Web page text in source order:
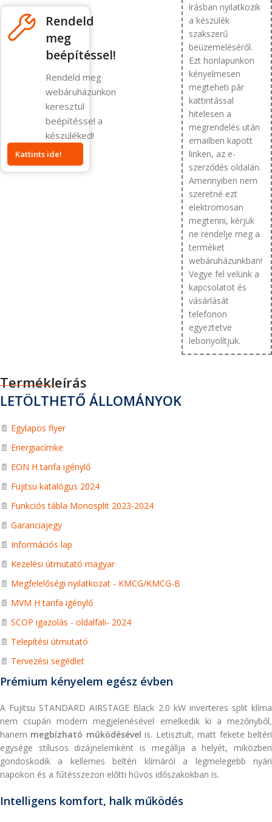
Rendeld
meg
beépítéssel!
Rendeld meg
webáruházunkon
keresztül
beépítéssel a
készüléked!
Kattints ide!
írásban nyilatkozik
a készülék
szakszerű
beüzemeléséről.
Ezt honlapunkon
kényelmesen
megteheti pár
kattintással
hitelesen a
megrendelés után
emailben kapott
linken, az e-
szerződés oldalán.
Amennyiben nem
szeretné ezt
elektromosan
megtenni, kérjük
ne rendelje meg a
terméket
webáruházunkban!
Vegye fel velünk a
kapcsolatot és
vásárlását
telefonon
egyeztetve
lebonyolítjuk.
Termékleírás
LETÖLTHETŐ ÁLLOMÁNYOK
📄 Egylapos flyer
📄 Energiacímke
📄 EON H tarifa igénylő
📄 Fujitsu katalógus 2024
📄 Funkciós tábla Monosplit 2023-2024
📄 Garanciajegy
📄 Információs lap
📄 Kezelési útmutató magyar
📄 Megfelelőségi nyilatkozat - KMCG/KMCG-B
📄 MVM H tarifa igénylő
📄 SCOP igazolás - oldalfali- 2024
📄 Telepítési útmutató
📄 Tervezési segédlet
Prémium kényelem egész évben
A Fujitsu STANDARD AIRSTAGE Black 2.0 kW inverteres split klíma
nem csupán modern megjelenésével emelkedik ki a mezőnyből,
hanem megbízható működésével is. Letisztult, matt fekete beltéri
egysége stílusos dizájnelemként is megállja a helyét, miközben
gondoskodik a kellemes beltéri klímáról a legmelegebb nyári
napokon és a fűtésszezon előtti hűvös időszakokban is.
Intelligens komfort, halk működés